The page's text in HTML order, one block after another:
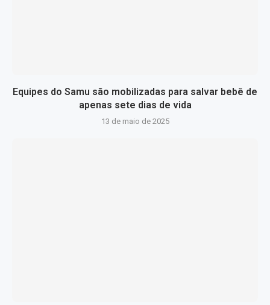
Equipes do Samu são mobilizadas para salvar bebê de
apenas sete dias de vida
13 de maio de 2025